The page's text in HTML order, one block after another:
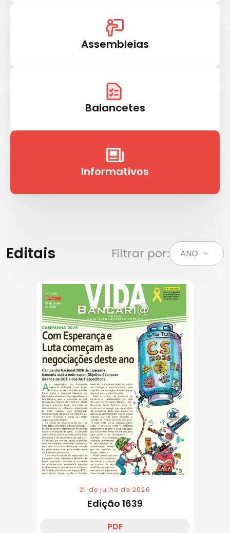
Assembleias
Balancetes
Informativos
Editais Filtrar por:
21 de julho de 2026
Edição 1639
PDF